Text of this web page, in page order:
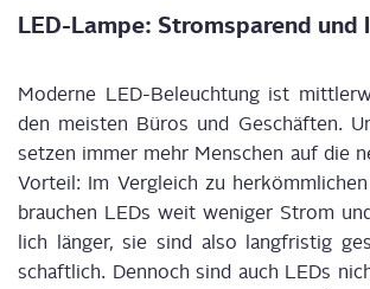
LED-Lam­pe: Strom­spa­rend und
Moder­ne LED-Beleuch­tung ist
den meis­ten Büros und Geschäf­ten.
set­zen immer mehr Men­schen auf die
Vor­teil: Im Ver­gleich zu
brau­chen LEDs weit weni­ger Strom
lich län­ger,sie sind also lang­fris­tig
schaft­lich. Den­noch sind auch LEDs